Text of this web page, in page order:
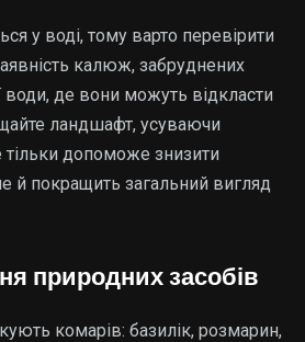
у воді, тому варто перевірити
калюж, забруднених
води, де вони можуть відкласти
ландшафт, усуваючи
допоможе знизити
й покращить загальний вигляд
природних засобів
комарів: базилік, розмарин,